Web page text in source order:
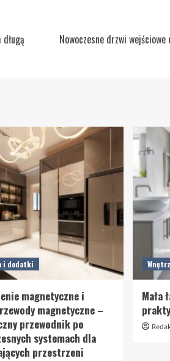
Nowoczesne drzwi
i dodatki
magnetyczne i
magnetyczne –
przewodnik po
systemach dla
przestrzeni
Mała